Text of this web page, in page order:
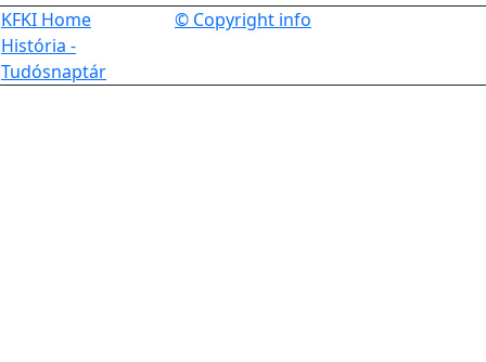
KFKI Home
História -
Tudósnaptár
© Copyright info